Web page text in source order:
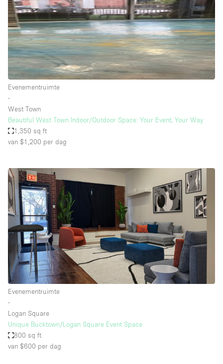
Evenementruimte
∙
West Town
Beautiful West Town Indoor/Outdoor Space: Your Event, Your Way
1,350 sq ft
van $1,200 per dag
Evenementruimte
∙
Logan Square
Unique Bucktown/Logan Square Event Space
800 sq ft
van $600 per dag